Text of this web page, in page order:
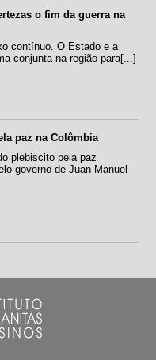
o fim da guerra na
contínuo. O Estado e a
conjunta na região para[...]
paz na Colômbia
plebiscito pela paz
governo de Juan Manuel